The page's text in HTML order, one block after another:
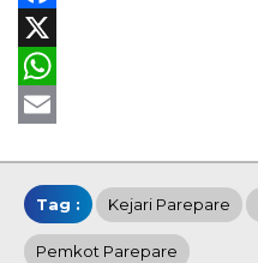
Facebook
X
WhatsApp
Tag : Kejari Parepare
Pemkot Parepare